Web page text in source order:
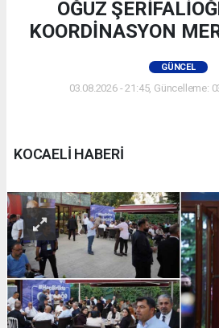
OĞUZ
KOORDİNASYON
GÜNCEL
03.08.2026 - 21:45, Güncelleme:
KOCAELİ HABERİ